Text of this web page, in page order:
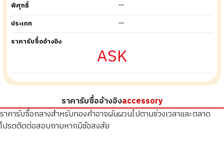
พิศุทธิ์
ー
ประเภท
ー
ราคารับซื้ออ้างอิง
ASK
ราคารับซื้ออ้างอิงaccessory
ราคารับซื้อกลางสำหรับทองคำอาจผันผวนไปตามช่วงเวลาและตลาด
โปรดติดต่อสอบถามหากมีข้อสงสัย